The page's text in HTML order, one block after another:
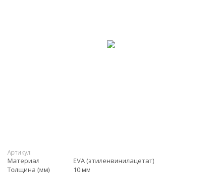
Артикул:
Материал
EVA (этиленвинилацетат)
Толщина (мм)
10 мм